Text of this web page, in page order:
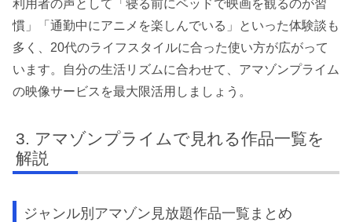
利用者の声として「寝る前にベッドで映画を観るのが習
慣」「通勤中にアニメを楽しんでいる」といった体験談も
多く、20代のライフスタイルに合った使い方が広がって
います。自分の生活リズムに合わせて、アマゾンプライム
の映像サービスを最大限活用しましょう。
アマゾンプライムで見れる作品一覧を
解説
ジャンル別アマゾン見放題作品一覧まとめ